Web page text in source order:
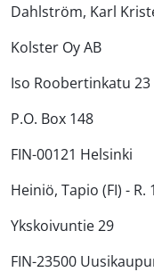
Dahlström, Karl
Kolster Oy AB
Iso Roobertinkatu 23
P.O. Box 148
FIN-00121 Helsinki
Heiniö, Tapio (FI) - R.
Ykskoivuntie 29
FIN-23500